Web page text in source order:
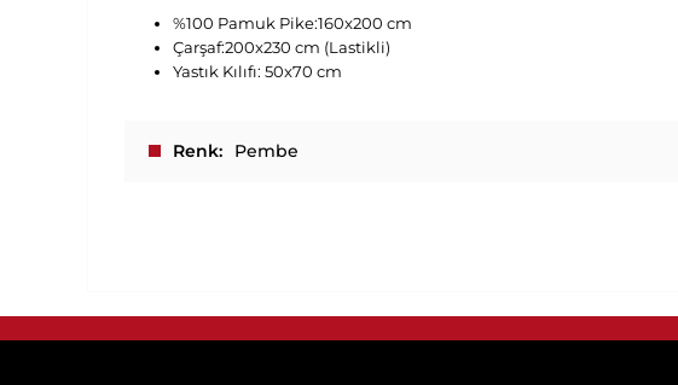
%100 Pamuk Pike:160x200 cm
Çarşaf:200x230 cm (Lastikli)
Yastık Kılıfı: 50x70 cm
Renk Pembe